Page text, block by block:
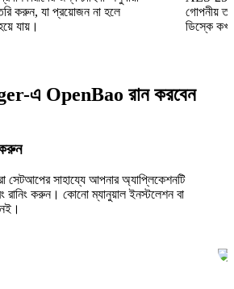
করুন, যা প্রয়োজন না হলে
যায়।
গোপনীয়
ডিস্কে
এ OpenBao রান করবেন
সেটআপের সাহায্যে আপনার অ্যাপ্লিকেশনটি
রানিং করুন। কোনো ম্যানুয়াল ইনস্টলেশন বা